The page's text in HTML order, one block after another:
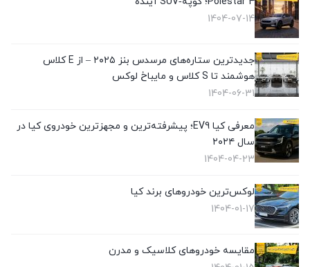
1404-07-14
جدیدترین ستاره‌های مرسدس بنز ۲۰۲۵ – از E کلاس
هوشمند تا S کلاس و مایباخ لوکس
1404-06-31
معرفی کیا EV9؛ پیشرفته‌ترین و مجهزترین خودروی کیا در
سال ۲۰۲۴
1404-04-23
لوکس‌ترین خودروهای برند کیا
1404-01-17
مقایسه خودروهای کلاسیک و مدرن